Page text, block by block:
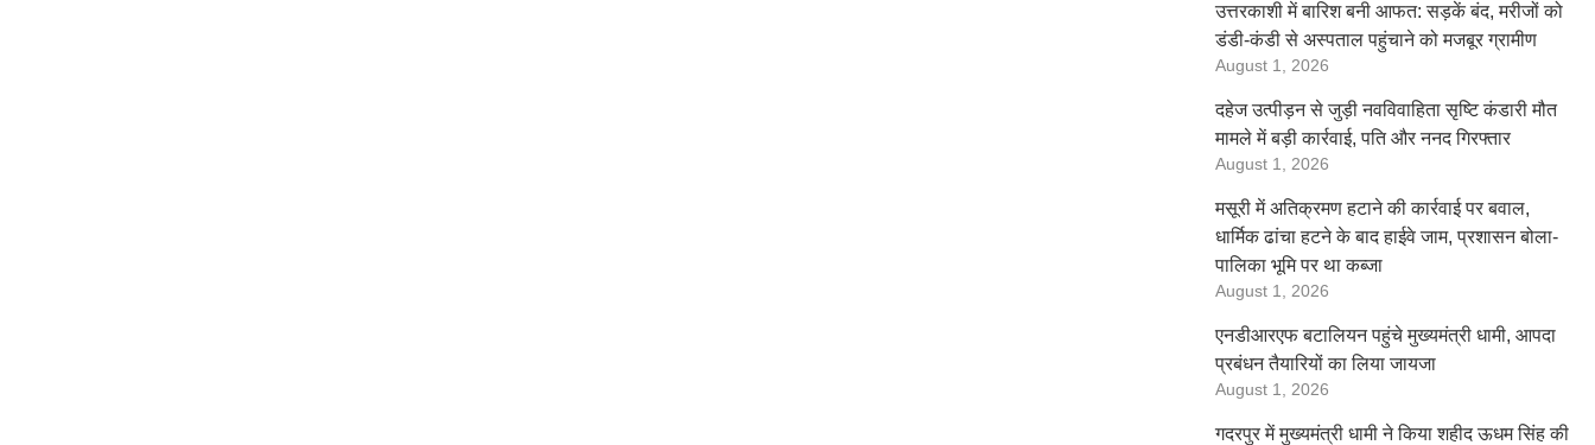
उत्तरकाशी में बारिश बनी आफत: सड़कें बंद, मरीजों को
डंडी-कंडी से अस्पताल पहुंचाने को मजबूर ग्रामीण
August 1, 2026
दहेज उत्पीड़न से जुड़ी नवविवाहिता सृष्टि कंडारी मौत
मामले में बड़ी कार्रवाई, पति और ननद गिरफ्तार
August 1, 2026
मसूरी में अतिक्रमण हटाने की कार्रवाई पर बवाल,
धार्मिक ढांचा हटने के बाद हाईवे जाम, प्रशासन बोला-
पालिका भूमि पर था कब्जा
August 1, 2026
एनडीआरएफ बटालियन पहुंचे मुख्यमंत्री धामी, आपदा
प्रबंधन तैयारियों का लिया जायजा
August 1, 2026
गदरपुर में मुख्यमंत्री धामी ने किया शहीद ऊधम सिंह की